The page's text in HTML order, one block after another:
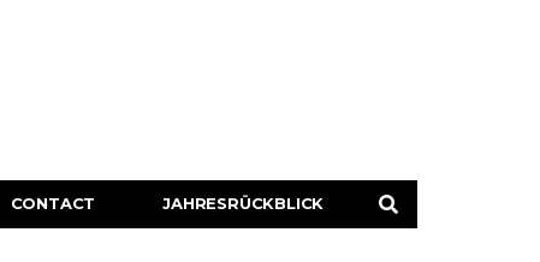
CONTACT JAHRESRÜCKBLICK